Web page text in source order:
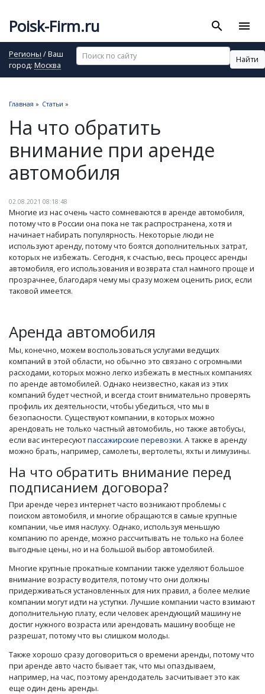
Poisk-Firm.ru search menu
Регионы / Ваш
город: Москва
Найти
Главная » Статьи »
На что обратить
внимание при аренде
автомобиля
02.08.2021 08:18:48
Многие из нас очень часто сомневаются в аренде автомобиля,
потому что в России она пока не так распространена, хотя и
начинает набирать популярность. Некоторые люди не
используют аренду, потому что боятся дополнительных затрат,
которых не избежать. Сегодня, к счастью, весь процесс аренды
автомобиля, его использования и возврата стал намного проще и
прозрачнее, благодаря чему мы сразу можем оценить риск, если
таковой имеется.
Аренда автомобиля
Мы, конечно, можем воспользоваться услугами ведущих
компаний в этой области, но обычно это связано с огромными
расходами, которых можно легко избежать в местных компаниях
по аренде автомобилей. Однако неизвестно, какая из этих
компаний будет честной, и всегда стоит внимательно проверять
профиль их деятельности, чтобы убедиться, что мы в
безопасности. Существуют компании, в которых можно
арендовать не только частный автомобиль, но также автобусы,
если вас интересуютпассажирские перевозки. А также в аренду
можно брать, например, самолеты, вертолеты, яхты и лимузины.
На что обратить внимание перед
подписанием договора?
При аренде через интернет часто возникают проблемы с
поиском автомобиля, и многие обращаются в самые крупные
компании, чье имя наслуху. Однако, используя меньшую
компанию по аренде, можно рассчитывать не только на более
выгодные цены, но и на большой выбор автомобилей.
Многие крупные прокатные компании также уделяют большое
внимание возрасту водителя, потому что они должны
придерживаться установленных для них правил, а более мелкие
компании могут идти на уступки. Лучшие компании часто взимают
дополнительную плату, если человек арендующий машину не
достиг нужного возраста или арендовать машину вообще не
разрешат, потому что вы слишком молоды.
Также хорошо сразу договориться о времени аренды, потому что
при аренде авто часто бывает так, что мы опаздываем,
например, на час, поэтому арендодатель засчитывает это как
еще один день аренды.